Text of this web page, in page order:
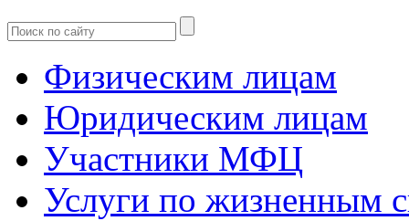
Физическим лицам
Юридическим лицам
Участники МФЦ
Услуги по жизненным